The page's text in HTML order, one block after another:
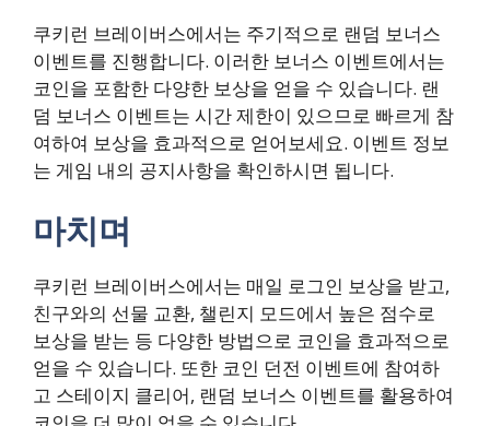
쿠키런 브레이버스에서는 주기적으로 랜덤 보너스
이벤트를 진행합니다. 이러한 보너스 이벤트에서는
코인을 포함한 다양한 보상을 얻을 수 있습니다. 랜
덤 보너스 이벤트는 시간 제한이 있으므로 빠르게 참
여하여 보상을 효과적으로 얻어보세요. 이벤트 정보
는 게임 내의 공지사항을 확인하시면 됩니다.
마치며
쿠키런 브레이버스에서는 매일 로그인 보상을 받고,
친구와의 선물 교환, 챌린지 모드에서 높은 점수로
보상을 받는 등 다양한 방법으로 코인을 효과적으로
얻을 수 있습니다. 또한 코인 던전 이벤트에 참여하
고 스테이지 클리어, 랜덤 보너스 이벤트를 활용하여